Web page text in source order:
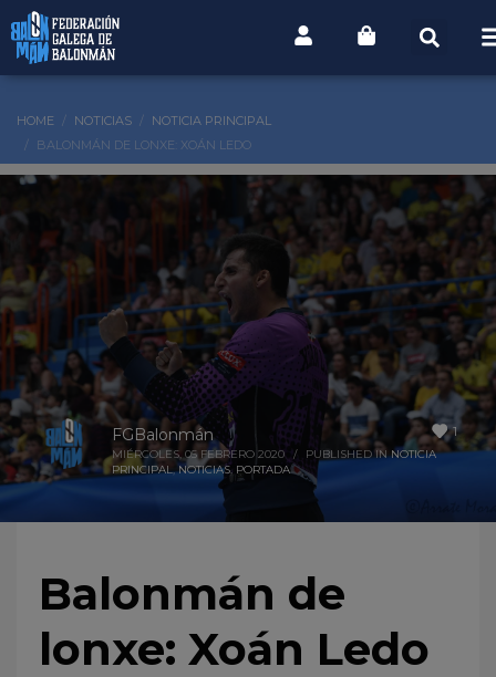
HOME NOTICIAS
NOTICIA PRINCIPAL
BALONMÁN DE LONXE: XOÁN LEDO
1
FGBalonmán
MIÉRCOLES, 05 FEBRERO 2020 / PUBLISHED INNOTICIA
PRINCIPAL,NOTICIAS, PORTADA
Balonmán de
lonxe: Xoán Ledo